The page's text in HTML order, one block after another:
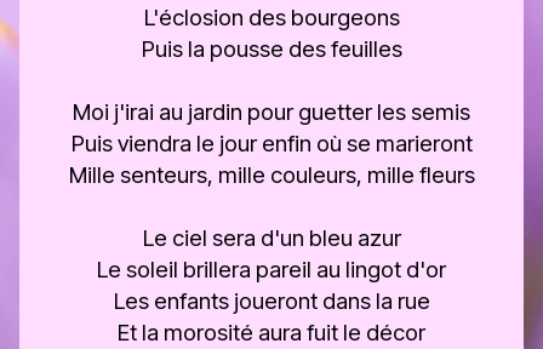
L'éclosion des bourgeons
Puis la pousse des feuilles
Moi j'irai au jardin pour guetter les semis
Puis viendra le jour enfin où se marieront
Mille senteurs, mille couleurs, mille fleurs
Le ciel sera d'un bleu azur
Le soleil brillera pareil au lingot d'or
Les enfants joueront dans la rue
Et la morosité aura fuit le décor